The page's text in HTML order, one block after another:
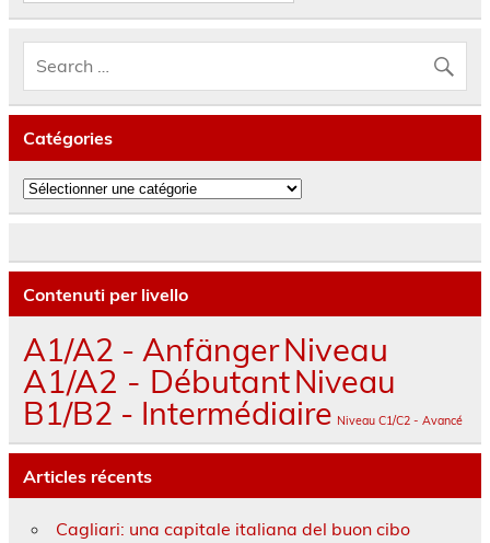
Catégories
Catégories
Contenuti per livello
A1/A2 - AnfängerNiveau
A1/A2 - DébutantNiveau
B1/B2 - Intermédiaire Niveau C1/C2 - Avancé
Articles récents
Cagliari: una capitale italiana del buon cibo